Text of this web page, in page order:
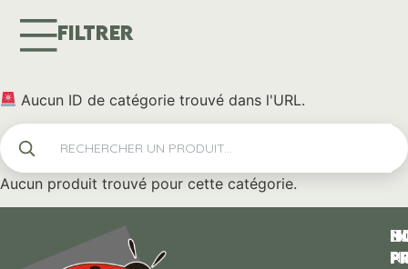
FILTRER
Aucun ID de catégorie trouvé dans l'URL.
Aucun produit trouvé pour cette catégorie.